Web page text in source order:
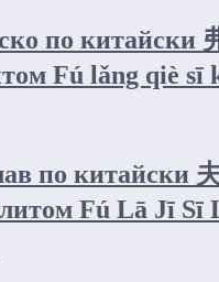
по китайски
Fú lǎng qiè sī
по китайски
Fú Lā Jī Sī